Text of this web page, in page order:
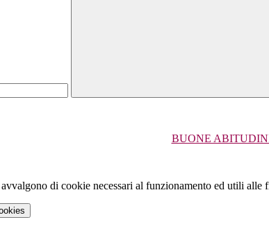
BUONE
di cookie necessari al funzionamento ed utili alle